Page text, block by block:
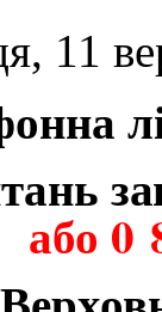
11
або 0